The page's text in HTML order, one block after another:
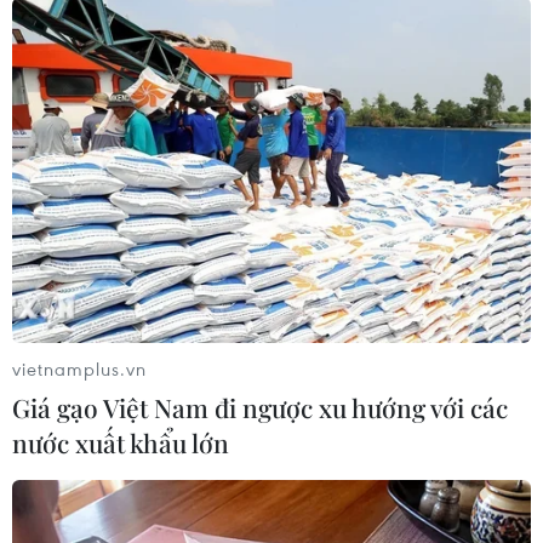
#Samsung
#Tư vấn doanh nghiệp
#Samsung Electronics
#Điện thoại thông minh
#Quỹ đầu tư
Hàn Quốc
Theo dõi VietnamPlus
TIN LIÊN QUAN
vietnamplus.vn
Giá gạo Việt Nam đi ngược xu hướng với các
nước xuất khẩu lớn